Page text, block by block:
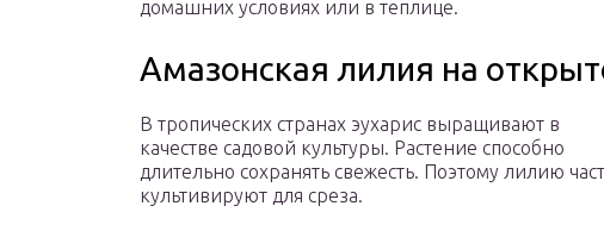
домашних условиях или в теплице.
Амазонская лилия на
В тропических странах эухарис выращивают в
качестве садовой культуры. Растение способно
длительно сохранять свежесть. Поэтому лилию
культивируют для среза.